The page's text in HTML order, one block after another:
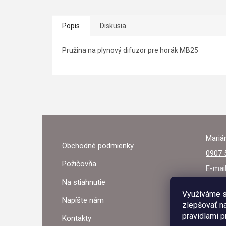
Využíváme
zlepšovať
pravidlami
Popis Diskusia
Pružina na plynový difuzor pre horák MB25
Obchodné podmienky
Požičovňa
Na stiahnutie
Napíšte nám
Kontakty
0907
E-